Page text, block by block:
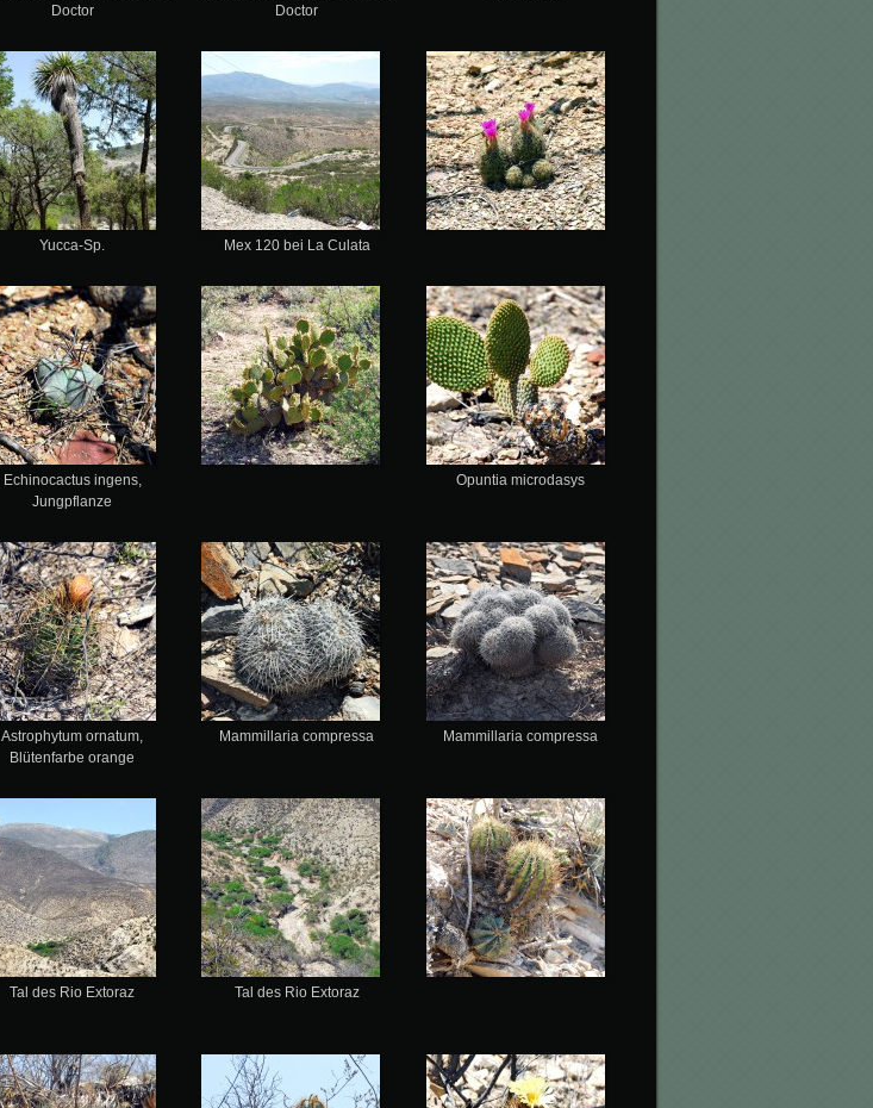
Doctor
Doctor
Yucca-Sp. Mex 120 bei La Culata
Echinocactus ingens,
Jungpflanze
Opuntia microdasys
Astrophytum ornatum,
Blütenfarbe orange
Mammillaria compressa Mammillaria compressa
Tal des Rio Extoraz Tal des Rio Extoraz